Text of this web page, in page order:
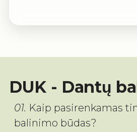
DUK - Dantų
01. Kaip pasirenkamas
balinimo būdas?